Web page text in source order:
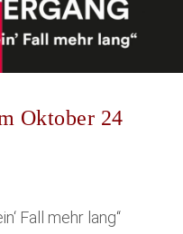
Oktober 24
Fall mehr lang“